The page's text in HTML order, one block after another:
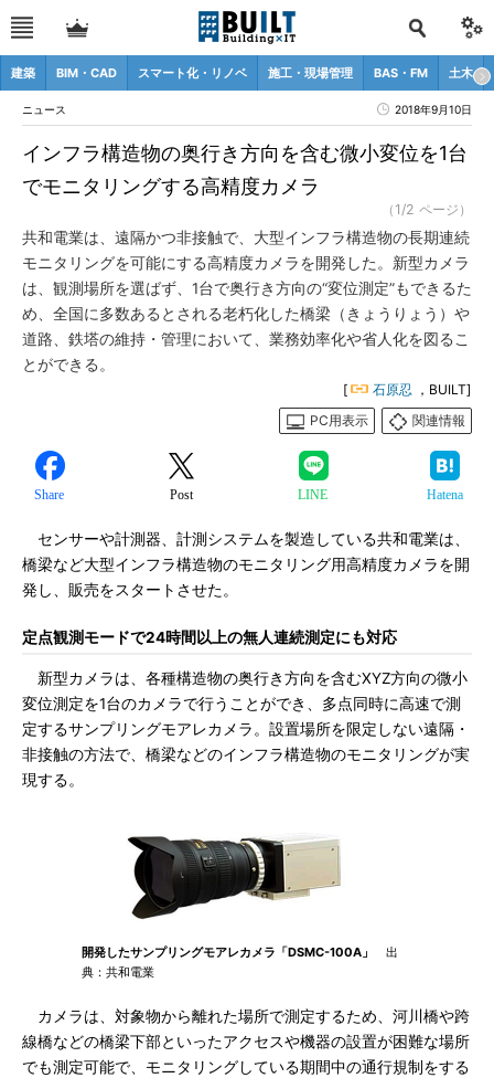
建築 BIM・CAD スマート化・リノベ 施工・現場管理 BAS・FM 土木
ニュース 2018年9月10日
インフラ構造物の奥行き方向を含む微小変位を1台
でモニタリングする高精度カメラ
（1/2 ページ）
共和電業は、遠隔かつ非接触で、大型インフラ構造物の長期連続
モニタリングを可能にする高精度カメラを開発した。新型カメラ
は、観測場所を選ばず、1台で奥行き方向の“変位測定”もできるた
め、全国に多数あるとされる老朽化した橋梁（きょうりょう）や
道路、鉄塔の維持・管理において、業務効率化や省人化を図るこ
とができる。
[ 石原忍 ，BUILT]
PC用表示
関連情報
Share Post LINE Hatena
センサーや計測器、計測システムを製造している共和電業は、
橋梁など大型インフラ構造物のモニタリング用高精度カメラを開
発し、販売をスタートさせた。
定点観測モードで24時間以上の無人連続測定にも対応
新型カメラは、各種構造物の奥行き方向を含むXYZ方向の微小
変位測定を1台のカメラで行うことができ、多点同時に高速で測
定するサンプリングモアレカメラ。設置場所を限定しない遠隔・
非接触の方法で、橋梁などのインフラ構造物のモニタリングが実
現する。
開発したサンプリングモアレカメラ「DSMC-100A」
出
典：共和電業
カメラは、対象物から離れた場所で測定するため、河川橋や跨
線橋などの橋梁下部といったアクセスや機器の設置が困難な場所
でも測定可能で、モニタリングしている期間中の通行規制をする